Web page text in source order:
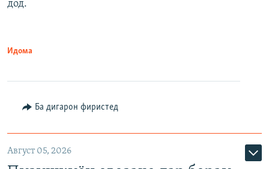
дод.
Идома
Ба дигарон фиристед
Август 05, 2026